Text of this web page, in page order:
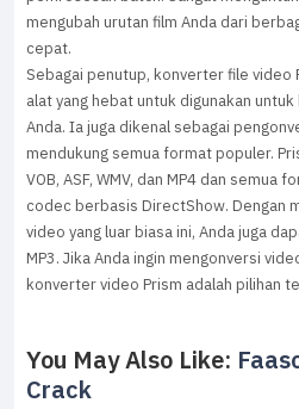
mengubah urutan film Anda dari
cepat.
Sebagai penutup, konverter file video
alat yang hebat untuk digunakan
Anda. Ia juga dikenal sebagai
mendukung semua format populer.
VOB, ASF, WMV, dan MP4 dan semua
codec berbasis DirectShow. Dengan
video yang luar biasa ini, Anda juga
MP3. Jika Anda ingin mengonversi
konverter video Prism adalah pilihan
You May Also Like:
Crack